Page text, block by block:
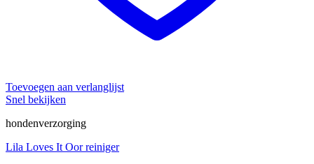
Toevoegen aan verlanglijst
Snel bekijken
hondenverzorging
Lila Loves It Oor reiniger